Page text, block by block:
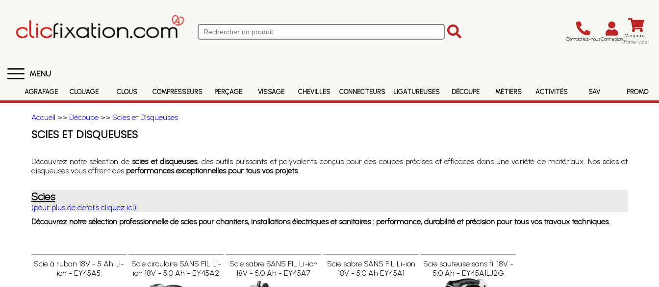
Contactez-nousConnexion Mon panier
(Panier vide)
MENU
AGRAFAGE CLOUAGE CLOUS COMPRESSEURS PERÇAGE VISSAGE CHEVILLES CONNECTEURS LIGATUREUSES DÉCOUPE MÉTIERS ACTIVITÉS SAV PROMO
Accueil >> Découpe>> Scies et Disqueuses
SCIES ET DISQUEUSES
Découvrez notre sélection de scies et disqueuses, des outils puissants et polyvalents conçus pour des coupes précises et efficaces dans une variété de matériaux. Nos scies et
disqueuses vous offrent des performances exceptionnelles pour tous vos projets.
Scies
(pour plus de détails cliquez ici)
Découvrez notre sélection professionnelle de scies pour chantiers, installations électriques et sanitaires : performance, durabilité et précision pour tous vos travaux techniques.
Scie à ruban 18V - 5 Ah Li-
ion - EY45A5
Scie circulaire SANS FIL Li-
ion 18V - 5,0 Ah - EY45A2
Scie sabre SANS FIL Li-ion
18V - 5,0 Ah - EY45A7
Scie sabre SANS FIL Li-ion
18V - 5,0 Ah EY45A1
Scie sauteuse sans fil 18V -
5,0 Ah - EY45A1LJ2G